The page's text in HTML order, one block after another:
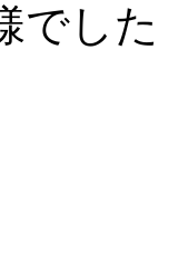
でした